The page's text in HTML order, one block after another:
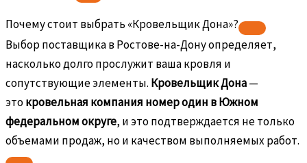
Почему стоит выбрать «Кровельщик Дона»?
Выбор поставщика в Ростове-на-Дону определяет,
насколько долго прослужит ваша кровля и
сопутствующие элементы. Кровельщик Дона—
этокровельная компания номер один в Южном
федеральном округе, и это подтверждается не только
объемами продаж, но и качеством выполняемых работ.